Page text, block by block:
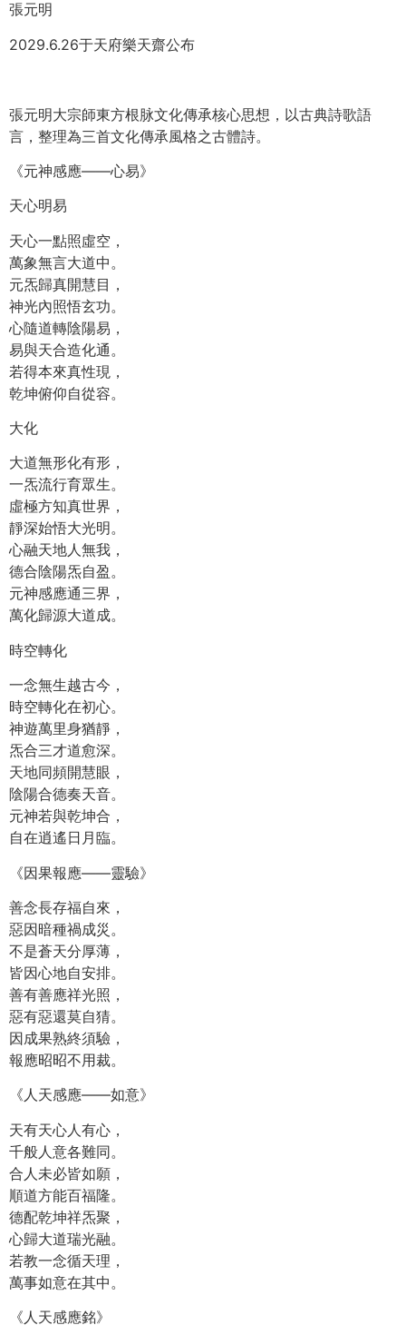
張元明
2029.6.26于天府樂天齋公布
張元明大宗師東方根脉文化傳承核心思想，以古典詩歌語
言，整理為三首文化傳承風格之古體詩。
《元神感應——心易》
天心明易
天心一點照虛空，
萬象無言大道中。
元炁歸真開慧目，
神光內照悟玄功。
心隨道轉陰陽易，
易與天合造化通。
若得本來真性現，
乾坤俯仰自從容。
大化
大道無形化有形，
一炁流行育眾生。
虛極方知真世界，
靜深始悟大光明。
心融天地人無我，
德合陰陽炁自盈。
元神感應通三界，
萬化歸源大道成。
時空轉化
一念無生越古今，
時空轉化在初心。
神遊萬里身猶靜，
炁合三才道愈深。
天地同頻開慧眼，
陰陽合德奏天音。
元神若與乾坤合，
自在逍遙日月臨。
《因果報應——靈驗》
善念長存福自來，
惡因暗種禍成災。
不是蒼天分厚薄，
皆因心地自安排。
善有善應祥光照，
惡有惡還莫自猜。
因成果熟終須驗，
報應昭昭不用裁。
《人天感應——如意》
天有天心人有心，
千般人意各難同。
合人未必皆如願，
順道方能百福隆。
德配乾坤祥炁聚，
心歸大道瑞光融。
若教一念循天理，
萬事如意在其中。
《人天感應銘》